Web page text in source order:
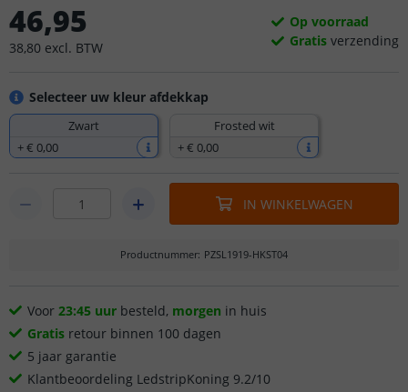
Selecteer uw kleur afdekkap
Zwart
+€ 0,00
Frosted wit
+€ 0,00
46,95
38,80 excl. BTW
Op voorraad
Gratis verzending
IN WINKELWAGEN
Productnummer: PZSL1919-HKST04
Voor 23:45 uur besteld, morgen in huis
Gratis retour binnen 100 dagen
5 jaar garantie
Klantbeoordeling LedstripKoning 9.2/10